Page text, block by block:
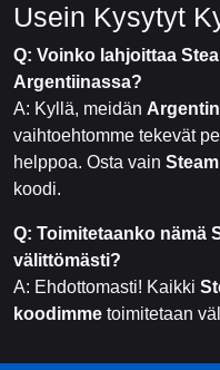
Usein Kysytyt
Q: Voinko lahjoittaa
Argentiinassa?
A: Kyllä, meidän
vaihtoehtomme tekevät
helppoa. Osta vain
koodi.
Q: Toimitetaanko nämä
välittömästi?
A: Ehdottomasti! Kaikki
koodimme toimitetaan